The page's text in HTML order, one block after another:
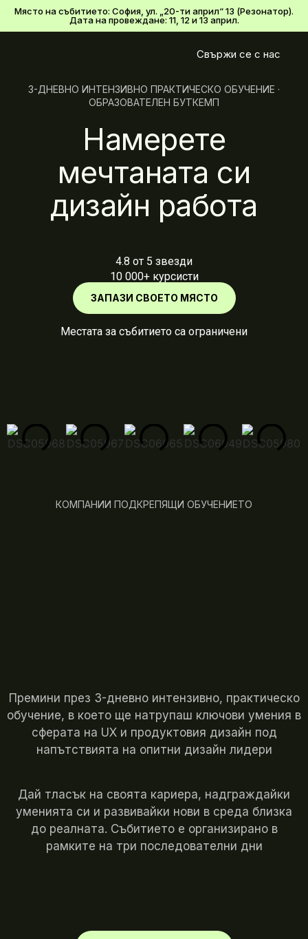
Място на събитието: София, ул. „20-ти април“ 13 (Резонатор).
Дата на провеждане: 11, 12 и 13 април.
Свържи се с нас
3-ДНЕВНО ИНТЕНЗИВНО ПРАКТИЧЕСКО ОБУЧЕНИЕ ·
ОБРАЗОВАТЕЛЕН БУТКЕМП
Намерете
мечтаната си
дизайн работа
4.8 oт 5 звезди
10 000+ курсисти
ЗАПАЗИ СВОЕТО МЯСТО
Местата за събитието са ограничени
КОМПАНИИ ПОДКРЕПЯЩИ ОБУЧЕНИЕТО
Премини през 3-дневно интензивно, практическо
обучение, в което ще натрупаш ключови умения в
сферата на UX и продуктовия дизайн под
напътствията на опитни дизайн лидери
Дай тласък на своята кариера, надграждайки
уменията си и развивайки нови в среда близка
до реалната. Събитието е организирано в
рамките на три последователни дни